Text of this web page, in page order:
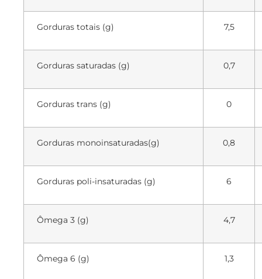
Gorduras totais (g) 7,5
Gorduras saturadas (g) 0,7
Gorduras trans (g) 0
Gorduras monoinsaturadas(g) 0,8
Gorduras poli-insaturadas (g) 6
Ômega 3 (g) 4,7
Ômega 6 (g) 1,3